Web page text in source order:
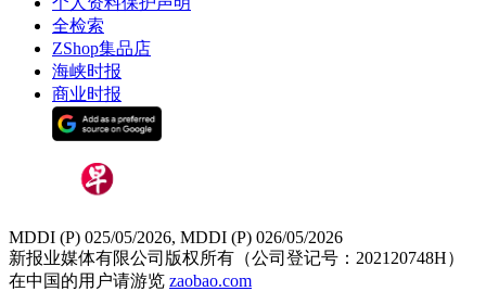
全检索
ZShop集品店
海峡时报
商业时报
MDDI (P) 025/05/2026, MDDI (P) 026/05/2026
新报业媒体有限公司版权所有（公司登记号：202120748H）
在中国的用户请游览 zaobao.com